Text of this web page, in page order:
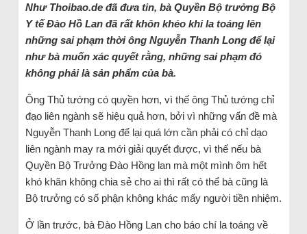
Như Thoibao.de đã đưa tin, bà Quyền Bộ trưởng Bộ
Y tế Đào Hồ Lan đã rất khôn khéo khi la toáng lên
những sai phạm thời ông Nguyễn Thanh Long để lại
như bà muốn xác quyết rằng, những sai phạm đó
không phải là sản phẩm của bà.
Ông Thủ tướng có quyền hơn, vì thế ông Thủ tướng chỉ
đạo liên ngành sẽ hiệu quả hơn, bởi vì những vấn đề mà
Nguyễn Thanh Long để lại quá lớn cần phải có chỉ dạo
liên ngành may ra mới giải quyết được, vì thế nếu bà
Quyền Bộ Trưởng Đào Hồng lan mà một mình ôm hết
khó khăn không chia sẻ cho ai thì rất có thể bà cũng là
Bộ trưởng có số phận không khác mấy người tiền nhiệm.
Ở lần trước, bà Đào Hồng Lan cho báo chí la toáng về